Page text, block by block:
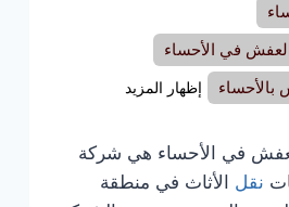
في الأحساء
إظهار المزيد
في الأحساء هي شركة
نقل الأثاث في منطقة